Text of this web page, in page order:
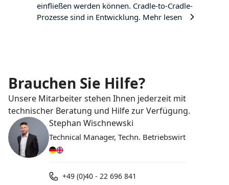
einfließen werden können. Cradle-to-Cradle-
Prozesse sind in Entwicklung. Mehr lesen
Brauchen Sie Hilfe?
Unsere Mitarbeiter stehen Ihnen jederzeit mit
technischer Beratung und Hilfe zur Verfügung.
Stephan Wischnewski
Technical Manager, Techn. Betriebswirt
+49 (0)40 - 22 696 841